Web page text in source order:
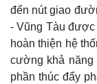
Thế giới
Quan sát
Cuộc sống đó đây
Hồ sơ
đến nút giao
- Vũng Tàu
hoàn thiện hệ
cường khả năng
phần thúc đẩy